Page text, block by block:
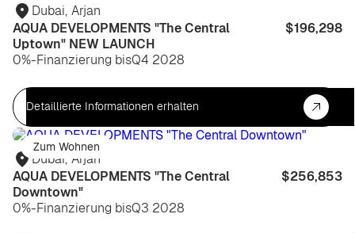
Dubai, Arjan
AQUA DEVELOPMENTS "The Central
Uptown" NEW LAUNCH
$196,298
0%-Finanzierung bisQ4 2028
Detaillierte Informationen erhalten
Zum Wohnen
Dubai, Arjan
AQUA DEVELOPMENTS "The Central
Downtown"
$256,853
0%-Finanzierung bisQ3 2028